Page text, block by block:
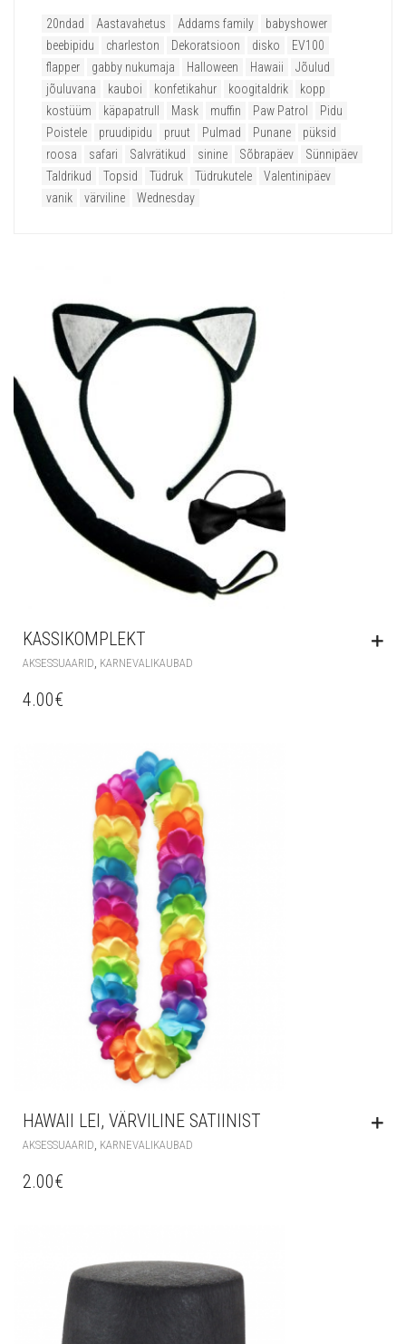
20ndad Aastavahetus Addams family
babyshower
beebipidu
charleston Dekoratsioon disko
EV100
flapper
gabby nukumaja Halloween Hawaii
Jõulud
jõuluvana
kauboi konfetikahur koogitaldrik
kopp
kostüüm
käpapatrull Mask muffin Paw Patrol
Pidu
Poistele
pruudipidu pruut Pulmad Punane
püksid
roosa
safari Salvrätikud sinine Sõbrapäev
Sünnipäev
Taldrikud
Topsid Tüdruk Tüdrukutele
Valentinipäev
vanik
värviline Wednesday
KASSIKOMPLEKT
AKSESSUAARID KARNEVALIKAUBAD
4.00€
HAWAII LEI, VÄRVILINE SATIINIST
AKSESSUAARID KARNEVALIKAUBAD
2.00€